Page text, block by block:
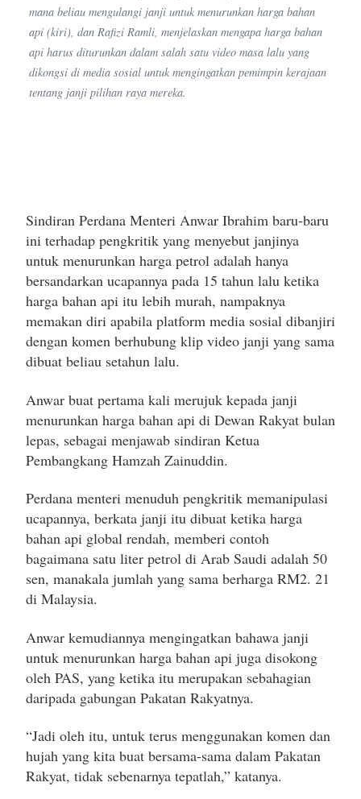
mana beliau mengulangi janji untuk menurunkan harga bahan
api (kiri), dan Rafizi Ramli, menjelaskan mengapa harga bahan
api harus diturunkan dalam salah satu video masa lalu yang
dikongsi di media sosial untuk mengingatkan pemimpin kerajaan
tentang janji pilihan raya mereka.
Sindiran Perdana Menteri Anwar Ibrahim baru-baru
ini terhadap pengkritik yang menyebut janjinya
untuk menurunkan harga petrol adalah hanya
bersandarkan ucapannya pada 15 tahun lalu ketika
harga bahan api itu lebih murah, nampaknya
memakan diri apabila platform media sosial dibanjiri
dengan komen berhubung klip video janji yang sama
dibuat beliau setahun lalu.
Anwar buat pertama kali merujuk kepada janji
menurunkan harga bahan api di Dewan Rakyat bulan
lepas, sebagai menjawab sindiran Ketua
Pembangkang Hamzah Zainuddin.
Perdana menteri menuduh pengkritik memanipulasi
ucapannya, berkata janji itu dibuat ketika harga
bahan api global rendah, memberi contoh
bagaimana satu liter petrol di Arab Saudi adalah 50
sen, manakala jumlah yang sama berharga RM2. 21
di Malaysia.
Anwar kemudiannya mengingatkan bahawa janji
untuk menurunkan harga bahan api juga disokong
oleh PAS, yang ketika itu merupakan sebahagian
daripada gabungan Pakatan Rakyatnya.
“Jadi oleh itu, untuk terus menggunakan komen dan
hujah yang kita buat bersama-sama dalam Pakatan
Rakyat, tidak sebenarnya tepatlah,” katanya.